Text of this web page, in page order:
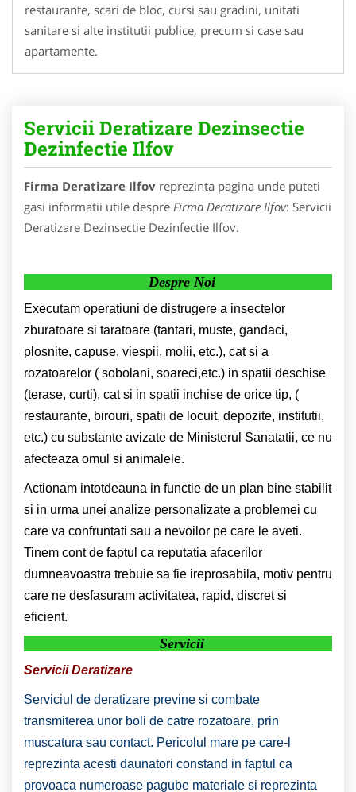
restaurante, scari de bloc, cursi sau gradini, unitati
sanitare si alte institutii publice, precum si case sau
apartamente.
Servicii Deratizare Dezinsectie
Dezinfectie Ilfov
Firma Deratizare Ilfov reprezinta pagina unde puteti
gasi informatii utile despre Firma Deratizare Ilfov: Servicii
Deratizare Dezinsectie Dezinfectie Ilfov.
Despre Noi
Executam operatiuni de distrugere a insectelor
zburatoare si taratoare (tantari, muste, gandaci,
plosnite, capuse, viespii, molii, etc.), cat si a
rozatoarelor ( sobolani, soareci,etc.) in spatii deschise
(terase, curti), cat si in spatii inchise de orice tip, (
restaurante, birouri, spatii de locuit, depozite, institutii,
etc.) cu substante avizate de Ministerul Sanatatii, ce nu
afecteaza omul si animalele.
Actionam intotdeauna in functie de un plan bine stabilit
si in urma unei analize personalizate a problemei cu
care va confruntati sau a nevoilor pe care le aveti.
Tinem cont de faptul ca reputatia afacerilor
dumneavoastra trebuie sa fie ireprosabila, motiv pentru
care ne desfasuram activitatea, rapid, discret si
eficient.
Servicii
Servicii Deratizare
Serviciul de deratizare previne si combate
transmiterea unor boli de catre rozatoare, prin
muscatura sau contact. Pericolul mare pe care-l
reprezinta acesti daunatori constand in faptul ca
provoaca numeroase pagube materiale si reprezinta